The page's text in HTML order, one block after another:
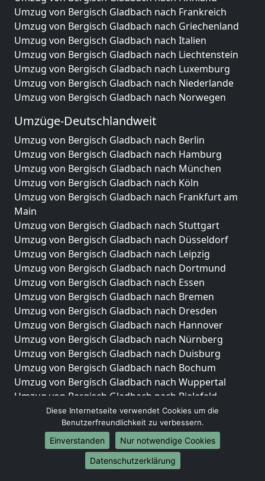
Umzug von Bergisch Gladbach nach Frankreich
Umzug von Bergisch Gladbach nach Griechenland
Umzug von Bergisch Gladbach nach Italien
Umzug von Bergisch Gladbach nach Liechtenstein
Umzug von Bergisch Gladbach nach Luxemburg
Umzug von Bergisch Gladbach nach Niederlande
Umzug von Bergisch Gladbach nach Norwegen
Umzüge-Deutschlandweit
Umzug von Bergisch Gladbach nach Berlin
Umzug von Bergisch Gladbach nach Hamburg
Umzug von Bergisch Gladbach nach München
Umzug von Bergisch Gladbach nach Köln
Umzug von Bergisch Gladbach nach Frankfurt am
Main
Umzug von Bergisch Gladbach nach Stuttgart
Umzug von Bergisch Gladbach nach Düsseldorf
Umzug von Bergisch Gladbach nach Leipzig
Umzug von Bergisch Gladbach nach Dortmund
Umzug von Bergisch Gladbach nach Essen
Umzug von Bergisch Gladbach nach Bremen
Umzug von Bergisch Gladbach nach Dresden
Umzug von Bergisch Gladbach nach Hannover
Umzug von Bergisch Gladbach nach Nürnberg
Umzug von Bergisch Gladbach nach Duisburg
Umzug von Bergisch Gladbach nach Bochum
Umzug von Bergisch Gladbach nach Wuppertal
Umzug von Bergisch Gladbach nach Bielefeld
Umzug von Bergisch Gladbach nach Bonn
Umzug von Bergisch Gladbach nach Münster
Internationale-Umzüge
Umzug von Bergisch Gladbach nach Brasilien
Diese Internetseite verwendet Cookies um die
Benutzerfreundlichkeit zu verbessern.
Einverstanden
Nur notwendige Cookies
Datenschutzerklärung